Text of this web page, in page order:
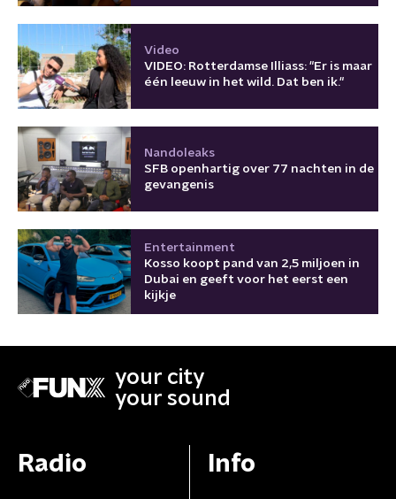
Video
VIDEO: Rotterdamse Illiass: "Er is maar
één leeuw in het wild. Dat ben ik."
Nandoleaks
SFB openhartig over 77 nachten in de
gevangenis
Entertainment
Kosso koopt pand van 2,5 miljoen in
Dubai en geeft voor het eerst een
kijkje
your city
your sound
Radio Info